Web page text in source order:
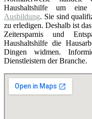
Haushaltshilfe um eine
Ausbildung. Sie sind
zu erledigen. Deshalb ist
Zeitersparnis und
Haushaltshilfe die
Dingen widmen.
Dienstleistern der Branche.